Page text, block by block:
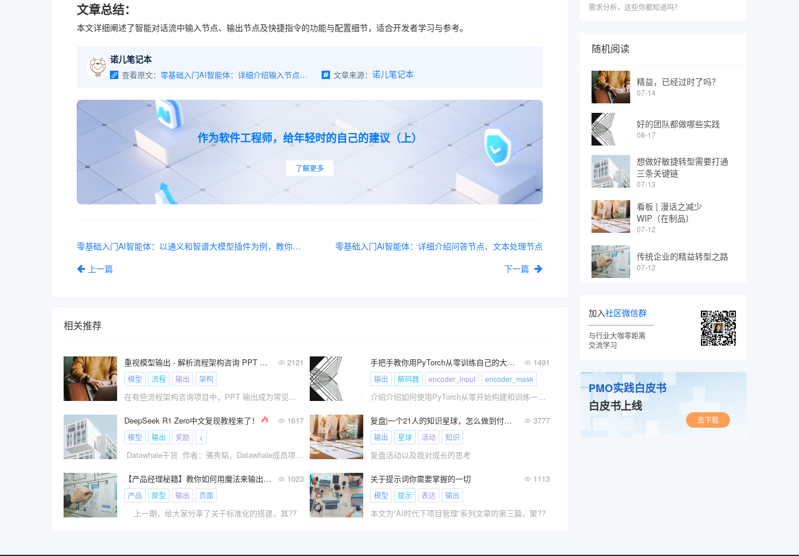
文章总结：
本文详细阐述了智能对话流中输入节点、输出节点及快捷指令的功能与配置细节，适合开发者学习与参考。
诺儿笔记本
查看原文： 零基础入门AI智能体：详细介绍输入节点、输出节点、快捷指令 文章来源： 诺儿笔记本
作为软件工程师，给年轻时的自己的建议（上）
了解更多
零基础入门AI智能体：以通义和智谱大模型插件为例，教你如何调用第三方平台的大模型插件
上一篇
零基础入门AI智能体：详细介绍问答节点、文本处理节点
下一篇
相关推荐
重视模型输出 - 解析流程架构咨询 PPT 输出和模型输出的差异，以及为何需要做模型输出？ 2121
模型 流程 输出 架构
在有些流程架构咨询项目中，PPT 输出成为常见且主要的沟通工具，但忽视了模型输出的潜在价值。我将在这篇文章中与帮友们探讨 PPT 和模型输出的差异，阐述为何需要重视模型输出？并为咨询师提供转化经验和指南。
手把手教你用PyTorch从零训练自己的大模型（下） 1491
输出 解码器 encoder_input encoder_mask
介绍介绍如何使用PyTorch从零开始构建和训练一个大型语言模型（LLM）。
DeepSeek R1 Zero中文复现教程来了！ 1617
模型 输出 奖励 <
Datawhale干货 作者：骆秀韬，Datawhale成员项目代码??
复盘|一个21人的知识星球，怎么做到付费榜TOP14！ 3777
输出 星球 活动 知识
复盘活动以及我对成长的思考
【产品经理秘籍】教你如何用魔法来输出PRD与原型，非凡亮相！ 1023
产品 原型 输出 页面
上一期，给大家分享了关于标准化的搭建，其??
关于提示词你需要掌握的一切 1113
模型 提示 表达 输出
本文为“AI时代下项目管理”系列文章的第三篇，聚??
需求分析，这些你都知道吗？
随机阅读
精益，已经过时了吗？
07-14
好的团队都做哪些实践
08-17
想做好敏捷转型需要打通
三条关键链
07-13
看板 | 漫话之减少
WIP（在制品）
07-12
传统企业的精益转型之路
07-12
加入社区微信群
与行业大咖零距离
交流学习
PMO实践白皮书
白皮书上线
去下载